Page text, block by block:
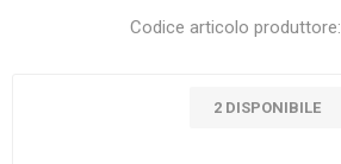
Codice articolo produttore:
2 DISPONIBILE